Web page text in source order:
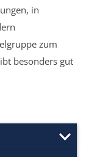
in
zum
besonders gut